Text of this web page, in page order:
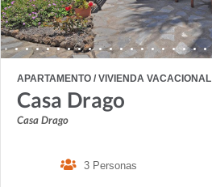
APARTAMENTO / VIVIENDA VACACIONAL
Casa Drago
Casa Drago
3 Personas